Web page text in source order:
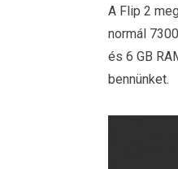
A Flip 2
normál
és 6 GB
bennünket.